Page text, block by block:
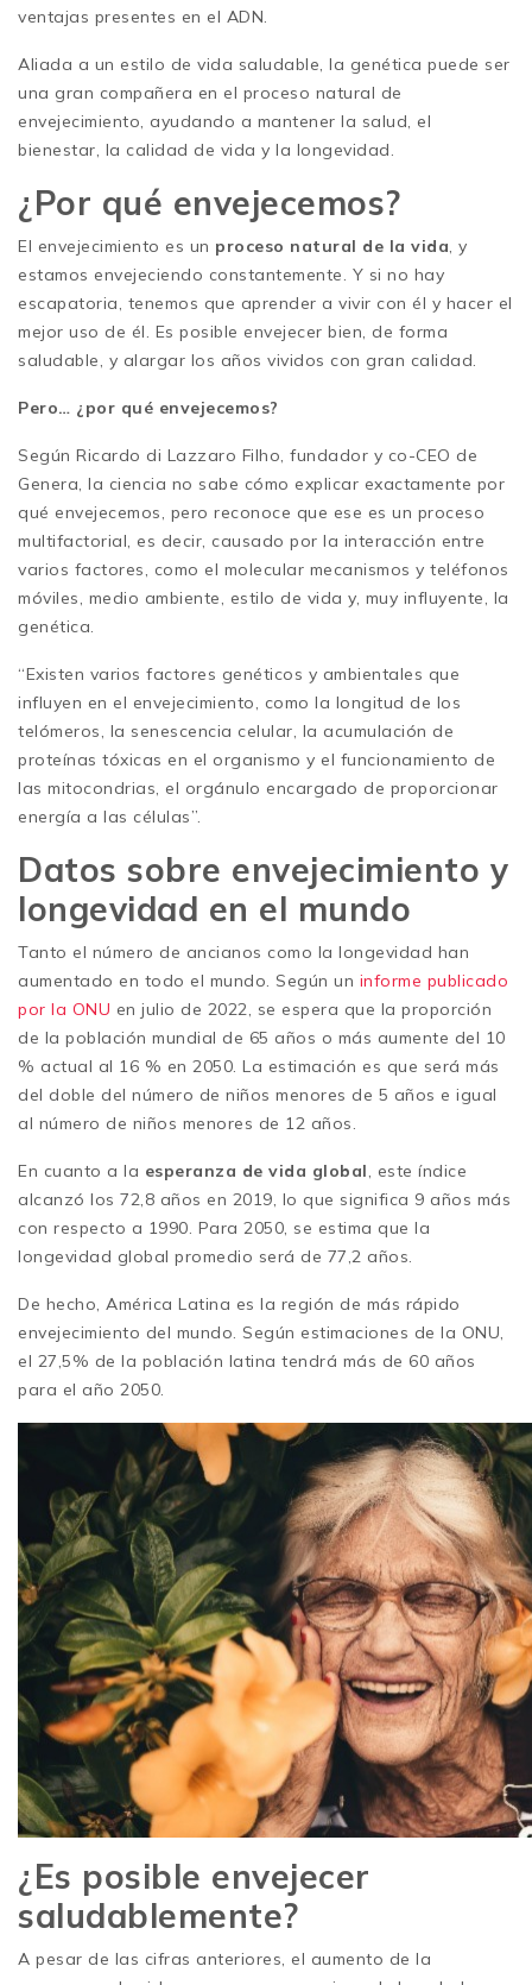
ventajas presentes en el ADN.
Aliada a un estilo de vida saludable, la genética puede ser
una gran compañera en el proceso natural de
envejecimiento, ayudando a mantener la salud, el
bienestar, la calidad de vida y la longevidad.
¿Por qué envejecemos?
El envejecimiento es un proceso natural de la vida , y
estamos envejeciendo constantemente. Y si no hay
escapatoria, tenemos que aprender a vivir con él y hacer el
mejor uso de él. Es posible envejecer bien, de forma
saludable, y alargar los años vividos con gran calidad.
Pero… ¿por qué envejecemos?
Según Ricardo di Lazzaro Filho, fundador y co-CEO de
Genera, la ciencia no sabe cómo explicar exactamente por
qué envejecemos, pero reconoce que ese es un proceso
multifactorial, es decir, causado por la interacción entre
varios factores, como el molecular mecanismos y teléfonos
móviles, medio ambiente, estilo de vida y, muy influyente, la
genética.
“Existen varios factores genéticos y ambientales que
influyen en el envejecimiento, como la longitud de los
telómeros, la senescencia celular, la acumulación de
proteínas tóxicas en el organismo y el funcionamiento de
las mitocondrias, el orgánulo encargado de proporcionar
energía a las células”.
Datos sobre envejecimiento y
longevidad en el mundo
Tanto el número de ancianos como la longevidad han
aumentado en todo el mundo. Según un informe publicado
por la ONU en julio de 2022, se espera que la proporción
de la población mundial de 65 años o más aumente del 10
% actual al 16 % en 2050. La estimación es que será más
del doble del número de niños menores de 5 años e igual
al número de niños menores de 12 años.
En cuanto a la esperanza de vida global , este índice
alcanzó los 72,8 años en 2019, lo que significa 9 años más
con respecto a 1990. Para 2050, se estima que la
longevidad global promedio será de 77,2 años.
De hecho, América Latina es la región de más rápido
envejecimiento del mundo. Según estimaciones de la ONU,
el 27,5% de la población latina tendrá más de 60 años
para el año 2050.
¿Es posible envejecer
saludablemente?
A pesar de las cifras anteriores, el aumento de la